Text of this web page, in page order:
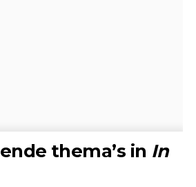
thema’s in In